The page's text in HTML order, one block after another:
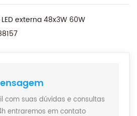
externa 48x3W 60W
com suas dúvidas e consultas
entraremos em contato